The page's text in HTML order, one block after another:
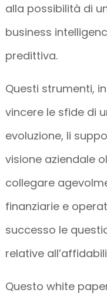
alla possibilità di
business
predittiva.
Questi strumenti,
vincere le sfide di
evoluzione, li
visione aziendale
collegare
finanziarie e
successo le
relative
Questo white